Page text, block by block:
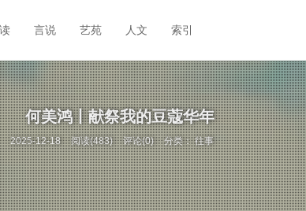
言说 艺苑 人文 索引
何美鸿丨献祭我的豆蔻华年
2025-12-18 阅读(483) 评论(0) 分类：往事